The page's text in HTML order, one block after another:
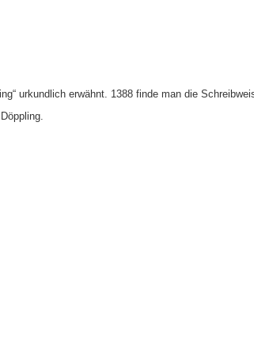
urkundlich erwähnt. 1388 finde man die